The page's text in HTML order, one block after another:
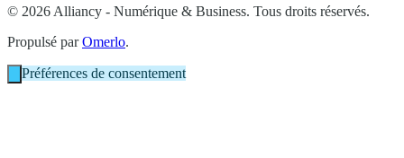
© 2026 Alliancy - Numérique & Business. Tous droits réservés.
Propulsé parOmerlo.
Préférences de consentement